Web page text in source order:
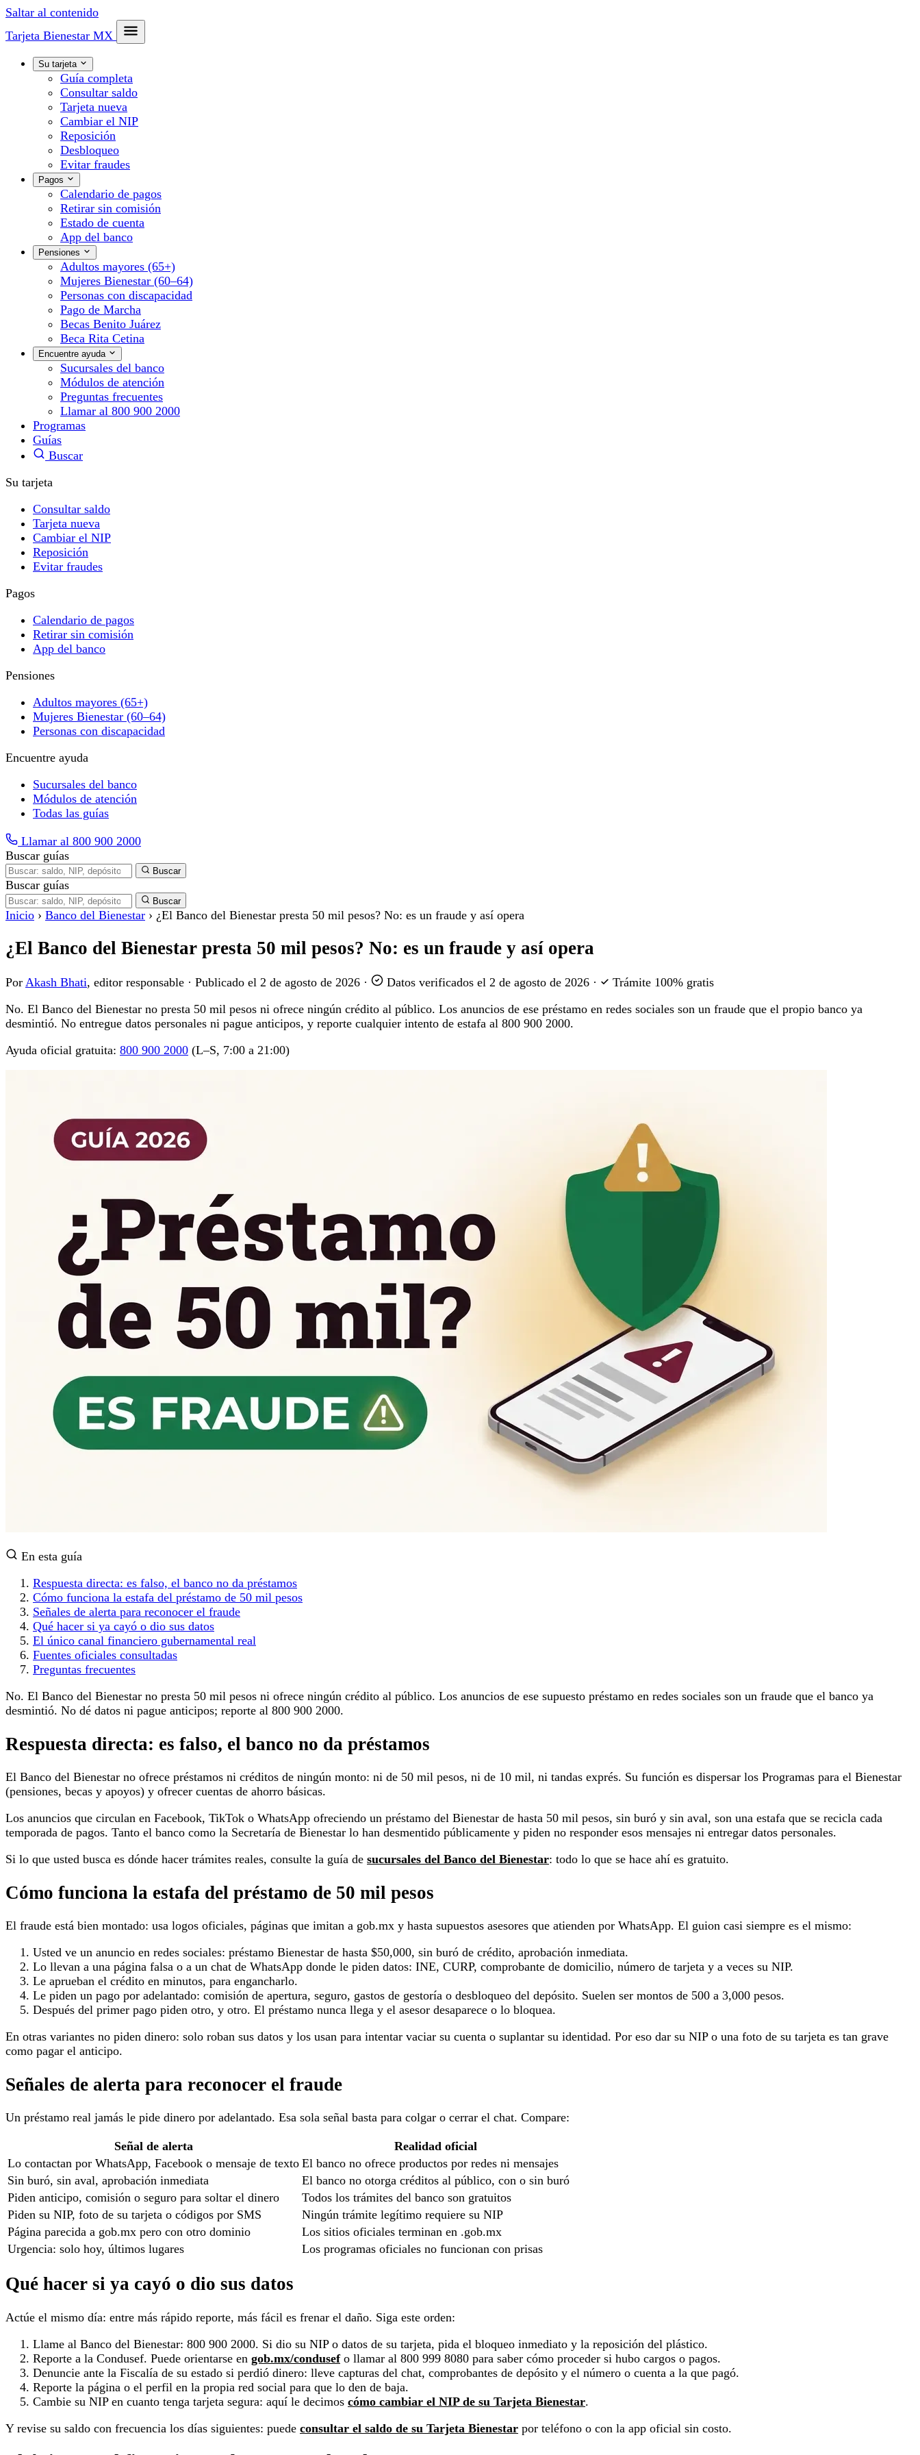
Saltar al contenido
Tarjeta Bienestar MX
Su tarjeta
Guía completa
Consultar saldo
Tarjeta nueva
Cambiar el NIP
Reposición
Desbloqueo
Evitar fraudes
Pagos
Calendario de pagos
Retirar sin comisión
Estado de cuenta
App del banco
Pensiones
Adultos mayores (65+)
Mujeres Bienestar (60–64)
Personas con discapacidad
Pago de Marcha
Becas Benito Juárez
Beca Rita Cetina
Encuentre ayuda
Sucursales del banco
Módulos de atención
Preguntas frecuentes
Llamar al 800 900 2000
Programas
Guías
Buscar
Su tarjeta
Consultar saldo
Tarjeta nueva
Cambiar el NIP
Reposición
Evitar fraudes
Pagos
Calendario de pagos
Retirar sin comisión
App del banco
Pensiones
Adultos mayores (65+)
Mujeres Bienestar (60–64)
Personas con discapacidad
Encuentre ayuda
Sucursales del banco
Módulos de atención
Todas las guías
Llamar al 800 900 2000
Buscar guías
Buscar
Buscar guías
Buscar
Inicio › Banco del Bienestar › ¿El Banco del Bienestar presta 50 mil pesos? No: es un fraude y así opera
¿El Banco del Bienestar presta 50 mil pesos? No: es un fraude y así opera
Por Akash Bhati, editor responsable · Publicado el 2 de agosto de 2026 · Datos verificados el 2 de agosto de 2026 ·
Trámite 100% gratis
No. El Banco del Bienestar no presta 50 mil pesos ni ofrece ningún crédito al público. Los anuncios de ese préstamo en redes sociales son un fraude que el propio banco ya
desmintió. No entregue datos personales ni pague anticipos, y reporte cualquier intento de estafa al 800 900 2000.
Ayuda oficial gratuita: 800 900 2000 (L–S, 7:00 a 21:00)
En esta guía
Respuesta directa: es falso, el banco no da préstamos
Cómo funciona la estafa del préstamo de 50 mil pesos
Señales de alerta para reconocer el fraude
Qué hacer si ya cayó o dio sus datos
El único canal financiero gubernamental real
Fuentes oficiales consultadas
Preguntas frecuentes
No. El Banco del Bienestar no presta 50 mil pesos ni ofrece ningún crédito al público. Los anuncios de ese supuesto préstamo en redes sociales son un fraude que el banco ya
desmintió. No dé datos ni pague anticipos; reporte al 800 900 2000.
Respuesta directa: es falso, el banco no da préstamos
El Banco del Bienestar no ofrece préstamos ni créditos de ningún monto: ni de 50 mil pesos, ni de 10 mil, ni tandas exprés. Su función es dispersar los Programas para el Bienestar
(pensiones, becas y apoyos) y ofrecer cuentas de ahorro básicas.
Los anuncios que circulan en Facebook, TikTok o WhatsApp ofreciendo un préstamo del Bienestar de hasta 50 mil pesos, sin buró y sin aval, son una estafa que se recicla cada
temporada de pagos. Tanto el banco como la Secretaría de Bienestar lo han desmentido públicamente y piden no responder esos mensajes ni entregar datos personales.
Si lo que usted busca es dónde hacer trámites reales, consulte la guía de sucursales del Banco del Bienestar: todo lo que se hace ahí es gratuito.
Cómo funciona la estafa del préstamo de 50 mil pesos
El fraude está bien montado: usa logos oficiales, páginas que imitan a gob.mx y hasta supuestos asesores que atienden por WhatsApp. El guion casi siempre es el mismo:
Usted ve un anuncio en redes sociales: préstamo Bienestar de hasta $50,000, sin buró de crédito, aprobación inmediata.
Lo llevan a una página falsa o a un chat de WhatsApp donde le piden datos: INE, CURP, comprobante de domicilio, número de tarjeta y a veces su NIP.
Le aprueban el crédito en minutos, para engancharlo.
Le piden un pago por adelantado: comisión de apertura, seguro, gastos de gestoría o desbloqueo del depósito. Suelen ser montos de 500 a 3,000 pesos.
Después del primer pago piden otro, y otro. El préstamo nunca llega y el asesor desaparece o lo bloquea.
En otras variantes no piden dinero: solo roban sus datos y los usan para intentar vaciar su cuenta o suplantar su identidad. Por eso dar su NIP o una foto de su tarjeta es tan grave
como pagar el anticipo.
Señales de alerta para reconocer el fraude
Un préstamo real jamás le pide dinero por adelantado. Esa sola señal basta para colgar o cerrar el chat. Compare:
Señal de alerta
Realidad oficial
Lo contactan por WhatsApp, Facebook o mensaje de texto El banco no ofrece productos por redes ni mensajes
Sin buró, sin aval, aprobación inmediata
El banco no otorga créditos al público, con o sin buró
Piden anticipo, comisión o seguro para soltar el dinero
Todos los trámites del banco son gratuitos
Piden su NIP, foto de su tarjeta o códigos por SMS
Ningún trámite legítimo requiere su NIP
Página parecida a gob.mx pero con otro dominio
Los sitios oficiales terminan en .gob.mx
Urgencia: solo hoy, últimos lugares
Los programas oficiales no funcionan con prisas
Qué hacer si ya cayó o dio sus datos
Actúe el mismo día: entre más rápido reporte, más fácil es frenar el daño. Siga este orden:
Llame al Banco del Bienestar: 800 900 2000. Si dio su NIP o datos de su tarjeta, pida el bloqueo inmediato y la reposición del plástico.
Reporte a la Condusef. Puede orientarse en gob.mx/condusefo llamar al 800 999 8080 para saber cómo proceder si hubo cargos o pagos.
Denuncie ante la Fiscalía de su estado si perdió dinero: lleve capturas del chat, comprobantes de depósito y el número o cuenta a la que pagó.
Reporte la página o el perfil en la propia red social para que lo den de baja.
Cambie su NIP en cuanto tenga tarjeta segura: aquí le decimos cómo cambiar el NIP de su Tarjeta Bienestar.
Y revise su saldo con frecuencia los días siguientes: puede consultar el saldo de su Tarjeta Bienestar por teléfono o con la app oficial sin costo.